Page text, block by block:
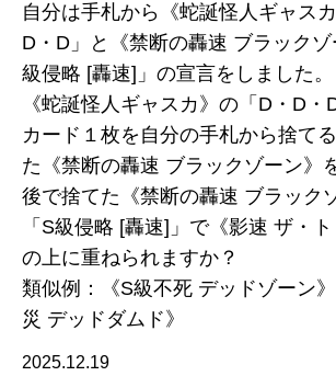
自分は手札から《蛇誕怪人ギャス
D・D」と《禁断の轟速 ブラック
級侵略 [轟速]」の宣言をしました。
《蛇誕怪人ギャスカ》の「D・D・
カード１枚を自分の手札から捨て
た《禁断の轟速 ブラックゾーン》
後で捨てた《禁断の轟速 ブラック
「S級侵略 [轟速]」で《影速 ザ・ト
の上に重ねられますか？
類似例：《S級不死 デッドゾーン
災 デッドダムド》
2025.12.19